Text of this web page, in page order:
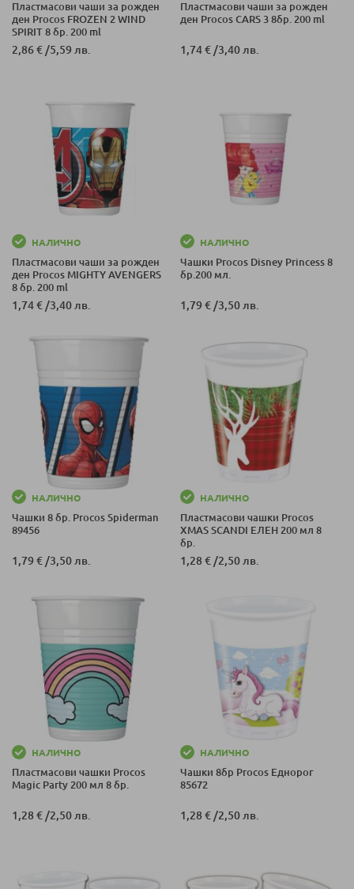
Пластмасови чаши за рожден
ден Procos FROZEN 2 WIND
SPIRIT 8 бр. 200 ml
2,86 € /5,59 лв.
Пластмасови чаши за рожден
ден Procos CARS 3 8бр. 200 ml
1,74 € /3,40 лв.
НАЛИЧНО
Пластмасови чаши за рожден
ден Procos MIGHTY AVENGERS
8 бр. 200 ml
1,74 € /3,40 лв.
НАЛИЧНО
Чашки Procos Disney Princess 8
бр.200 мл.
1,79 € /3,50 лв.
НАЛИЧНО
Чашки 8 бр. Procos Spiderman
89456
1,79 € /3,50 лв.
НАЛИЧНО
Пластмасови чашки Procos
XMAS SCANDI ЕЛЕН 200 мл 8
бр.
1,28 € /2,50 лв.
НАЛИЧНО
Пластмасови чашки Procos
Magic Party 200 мл 8 бр.
1,28 €/2,50 лв.
НАЛИЧНО
Чашки 8бр Procos Еднорог
85672
1,28 €/2,50 лв.